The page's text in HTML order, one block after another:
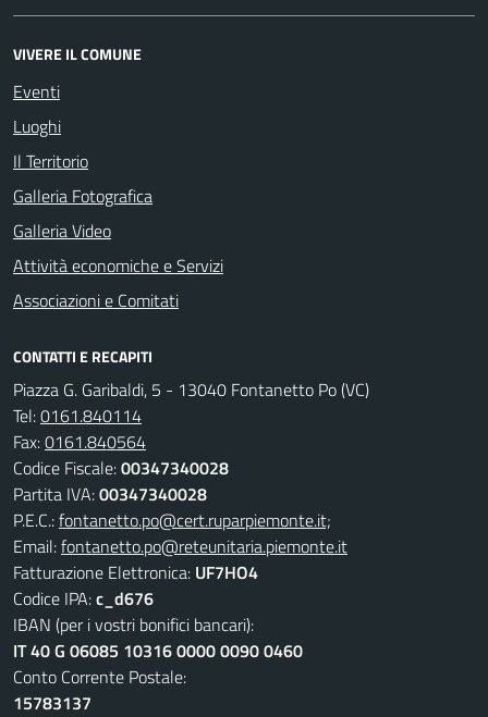
VIVERE IL COMUNE
Eventi
Luoghi
Il Territorio
Galleria Fotografica
Galleria Video
Attività economiche e Servizi
Associazioni e Comitati
CONTATTI E RECAPITI
Piazza G. Garibaldi, 5 - 13040 Fontanetto Po (VC)
Tel:0161.840114
Fax:0161.840564
Codice Fiscale:00347340028
Partita IVA:00347340028
P.E.C.:fontanetto.po@cert.ruparpiemonte.it;
Email:fontanetto.po@reteunitaria.piemonte.it
Fatturazione Elettronica: UF7HO4
Codice IPA:c_d676
IBAN (per i vostri bonifici bancari):
IT 40 G 06085 10316 0000 0090 0460
Conto Corrente Postale:
15783137